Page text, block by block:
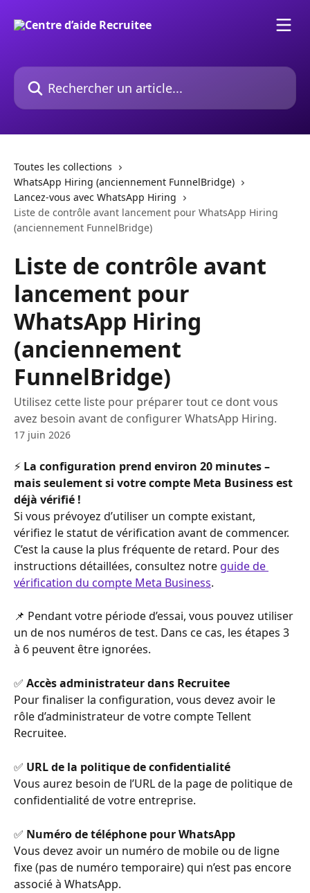
Rechercher un article...
Toutes les collections
WhatsApp Hiring (anciennement FunnelBridge)
Lancez-vous avec WhatsApp Hiring
Liste de contrôle avant lancement pour WhatsApp Hiring
(anciennement FunnelBridge)
Liste de contrôle avant
lancement pour
WhatsApp Hiring
(anciennement
FunnelBridge)
Utilisez cette liste pour préparer tout ce dont vous
avez besoin avant de configurer WhatsApp Hiring.
17 juin 2026
⚡ La configuration prend environ 20 minutes –
mais seulement si votre compte Meta Business est
déjà vérifié !
Si vous prévoyez d’utiliser un compte existant,
vérifiez le statut de vérification avant de commencer.
C’est la cause la plus fréquente de retard. Pour des
instructions détaillées, consultez notre guide de
vérification du compte Meta Business.
📌 Pendant votre période d’essai, vous pouvez utiliser
un de nos numéros de test. Dans ce cas, les étapes 3
à 6 peuvent être ignorées.
✅ Accès administrateur dans Recruitee
Pour finaliser la configuration, vous devez avoir le
rôle d’administrateur de votre compte Tellent
Recruitee.
✅ URL de la politique de confidentialité
Vous aurez besoin de l’URL de la page de politique de
confidentialité de votre entreprise.
✅ Numéro de téléphone pour WhatsApp
Vous devez avoir un numéro de mobile ou de ligne
fixe (pas de numéro temporaire) qui n’est pas encore
associé à WhatsApp.